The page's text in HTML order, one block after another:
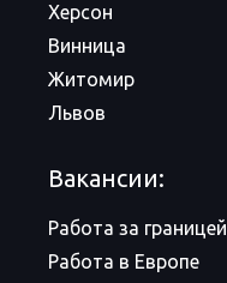
Херсон
Винница
Житомир
Львов
Вакансии:
Работа за границей
Работа в Европе